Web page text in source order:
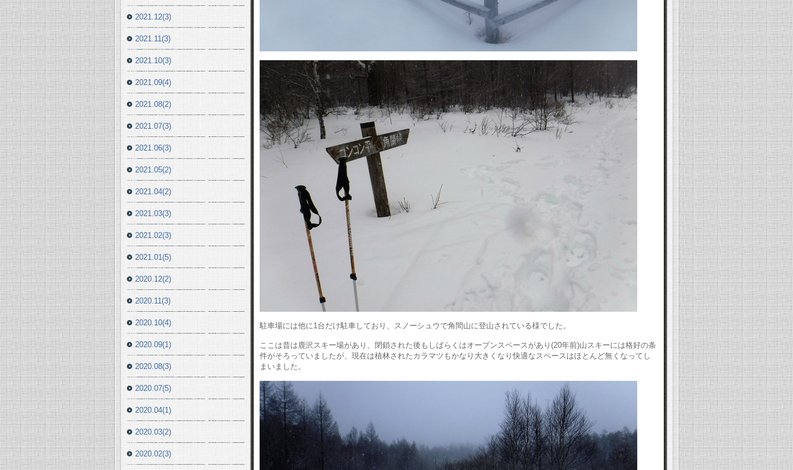
駐車場には他に1台だけ駐車しており、スノーシュウで角間山に登山されている様でした。
ここは昔は鹿沢スキー場があり、閉鎖された後もしばらくはオープンスペースがあり(20年前)山スキーには格好の条
件がそろっていましたが、現在は植林されたカラマツもかなり大きくなり快適なスペースはほとんど無くなってし
まいました。
2021.12(3)
2021.11(3)
2021.10(3)
2021.09(4)
2021.08(2)
2021.07(3)
2021.06(3)
2021.05(2)
2021.04(2)
2021.03(3)
2021.02(3)
2021.01(5)
2020.12(2)
2020.11(3)
2020.10(4)
2020.09(1)
2020.08(3)
2020.07(5)
2020.04(1)
2020.03(2)
2020.02(3)